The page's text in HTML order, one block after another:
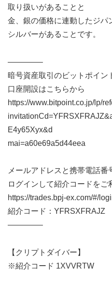
取り扱いがあることと
金、銀の価格に連動したジパ
シルバーがあることです。
————–
暗号資産取引のビットポイン
口座開設はこちらから
https://www.bitpoint.co.jp/lp/
E4y65Xyx&d
mai=a60e69a5d44eea
メールアドレスと携帯電話番
ログインして紹介コードをご
https://trades.bpj-ex.com/#/
紹介コード：YFRSXFRAJZ
————–
【クリプトダイバー】
※紹介コード 1XVVRTW